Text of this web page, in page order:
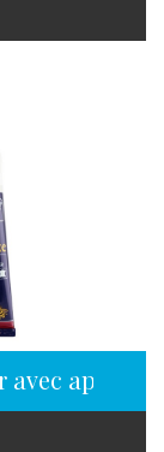
avec